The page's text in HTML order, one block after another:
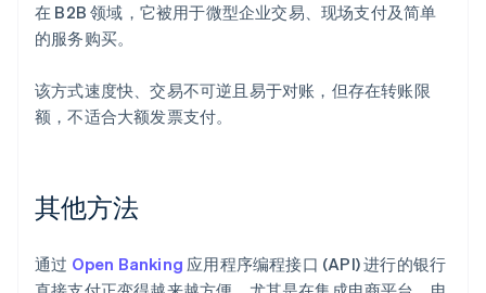
在 B2B 领域，它被用于微型企业交易、现场支付及简单
的服务购买。
该方式速度快、交易不可逆且易于对账，但存在转账限
额，不适合大额发票支付。
其他方法
通过 Open Banking 应用程序编程接口 (API) 进行的银行